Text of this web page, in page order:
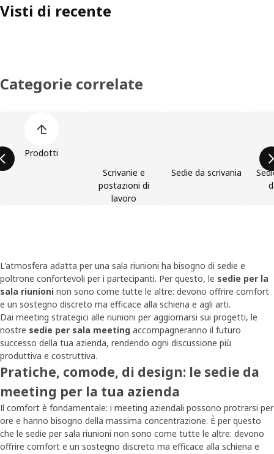
Visti di recente
Categorie correlate
Prodotti
Scrivanie e
postazioni di
lavoro
Sedie da scrivania
L'atmosfera adatta per una sala riunioni ha bisogno di sedie e
poltrone confortevoli per i partecipanti. Per questo, le sedie per la
sala riunioni non sono come tutte le altre: devono offrire comfort
e un sostegno discreto ma efficace alla schiena e agli arti.
Dai meeting strategici alle riunioni per aggiornarsi sui progetti, le
nostre sedie per sala meeting accompagneranno il futuro
successo della tua azienda, rendendo ogni discussione più
produttiva e costruttiva.
Pratiche, comode, di design: le sedie da
meeting per la tua azienda
Il comfort è fondamentale: i meeting aziendali possono protrarsi per
ore e hanno bisogno della massima concentrazione. È per questo
che le sedie per sala riunioni non sono come tutte le altre: devono
offrire comfort e un sostegno discreto ma efficace alla schiena e